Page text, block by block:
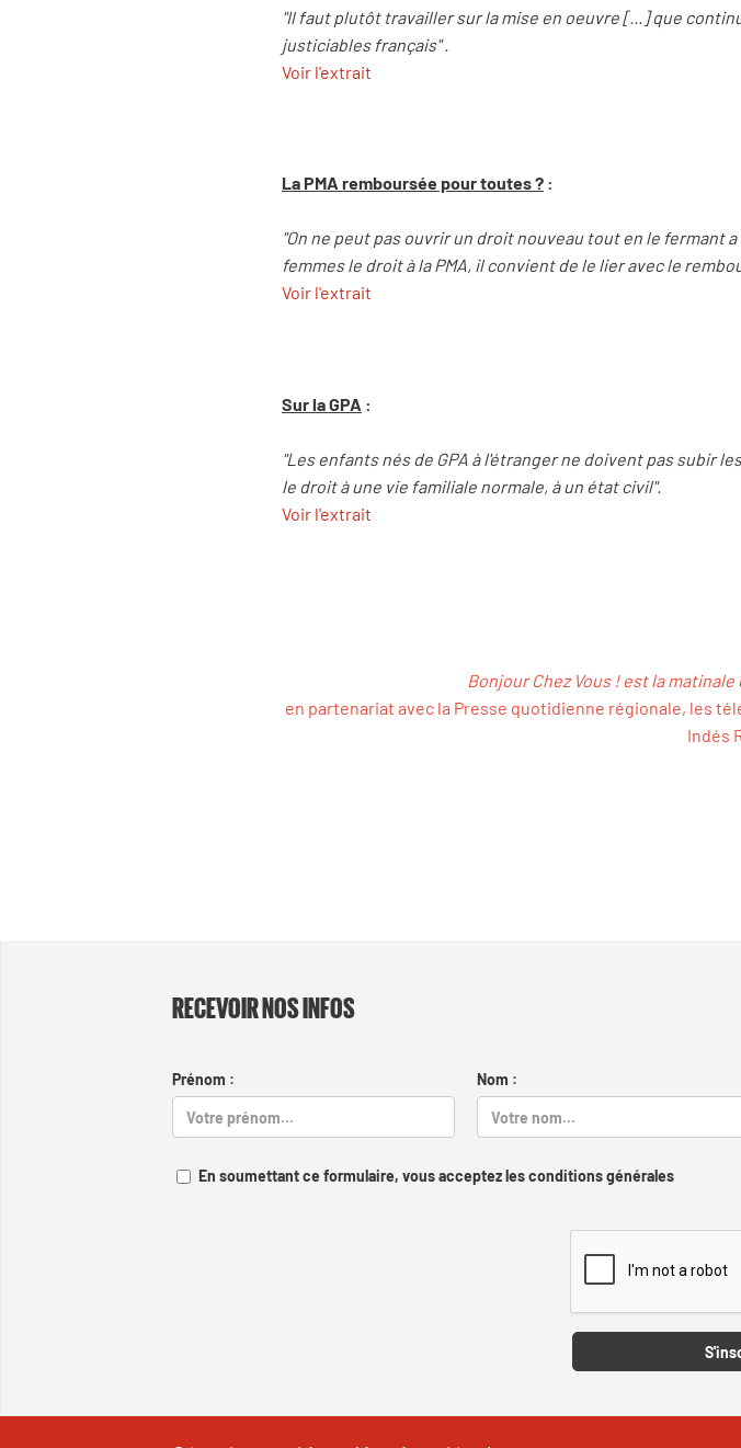
"Il faut plutôt travailler sur la mise en oeuvre [...] que
justiciables français" .
Voir l'extrait
La PMA remboursée pour toutes ? :
"On ne peut pas ouvrir un droit nouveau tout en le fermant
femmes le droit à la PMA, il convient de le lier avec le
Voir l'extrait
Sur la GPA :
"Les enfants nés de GPA à l'étranger ne doivent pas subir
le droit à une vie familiale normale, à un état civil".
Voir l'extrait
Bonjour Chez Vous ! est la matinale
en partenariat avec la Presse quotidienne régionale, les
Indés
RECEVOIR NOS INFOS
Prénom : Nom :
En soumettant ce formulaire, vous acceptez les conditions générales